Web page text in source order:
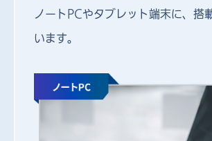
ノートPCやタブレット端末に、搭
います。